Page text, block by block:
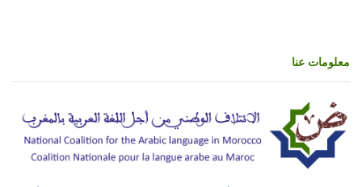
معلومات عنا